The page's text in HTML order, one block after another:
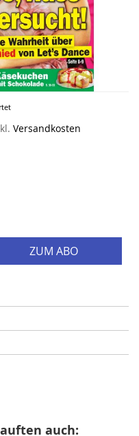
Versandkosten
ZUM ABO
auch: